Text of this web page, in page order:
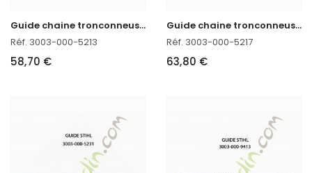
G
uide chaine tronconneuse 40 CM Stihl 3003-000-5213 en stock
Réf. 3003-000-5213
58,70 €
G
uide chaine tronconneuse 45 CM Stihl 3003-000-5217
Réf. 3003-000-5217
63,80 €